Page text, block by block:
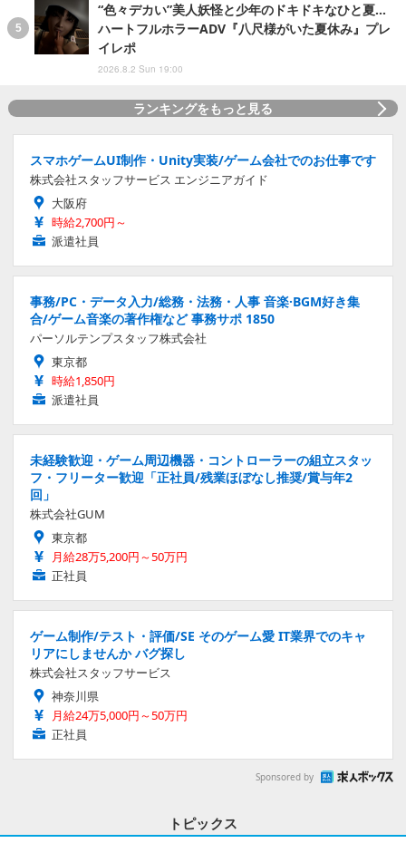
“色々デカい”美人妖怪と少年のドキドキなひと夏…
ハートフルホラーADV『八尺様がいた夏休み』プレ
イレポ
2026.8.2 Sun 19:00
ランキングをもっと見る
スマホゲームUI制作・Unity実装/ゲーム会社でのお仕事です
株式会社スタッフサービス エンジニアガイド
大阪府
時給2,700円～
派遣社員
事務/PC・データ入力/総務・法務・人事 音楽·BGM好き集
合/ゲーム音楽の著作権など 事務サポ 1850
パーソルテンプスタッフ株式会社
東京都
時給1,850円
派遣社員
未経験歓迎・ゲーム周辺機器・コントローラーの組立スタッ
フ・フリーター歓迎「正社員/残業ほぼなし推奨/賞与年2
回」
株式会社GUM
東京都
月給28万5,200円～50万円
正社員
ゲーム制作/テスト・評価/SE そのゲーム愛 IT業界でのキャ
リアにしませんか バグ探し
株式会社スタッフサービス
神奈川県
月給24万5,000円～50万円
正社員
Sponsored by
トピックス